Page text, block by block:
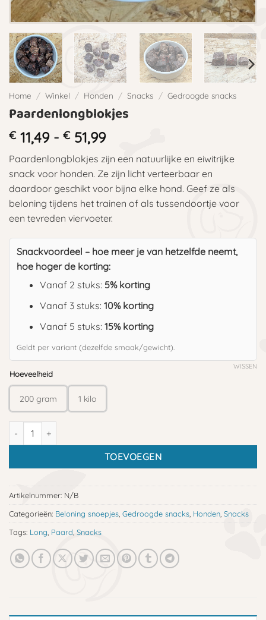
Home / Winkel / Honden / Snacks / Gedroogde snacks
Paardenlongblokjes
€11,49 - €51,99Prijsklasse:
tot
€ 51,99
Paardenlongblokjes zijn een natuurlijke en eiwitrijke
snack voor honden. Ze zijn licht verteerbaar en
daardoor geschikt voor bijna elke hond. Geef ze als
beloning tijdens het trainen of als tussendoortje voor
een tevreden viervoeter.
Snackvoordeel – hoe meer je van hetzelfde neemt,
hoe hoger de korting:
Vanaf 2 stuks: 5% korting
Vanaf 3 stuks: 10% korting
Vanaf 5 stuks: 15% korting
Geldt per variant (dezelfde smaak/gewicht).
Hoeveelheid
200 gram 1 kilo
WISSEN
Paardenlongblokjes aantal
TOEVOEGEN
Artikelnummer: N/B
Categorieën: Beloning snoepjes Gedroogde snacks Honden Snacks
Tags: Long Paard Snacks